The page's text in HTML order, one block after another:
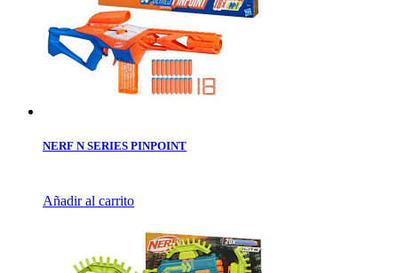
NERF N SERIES PINPOINT
Añadir al carrito